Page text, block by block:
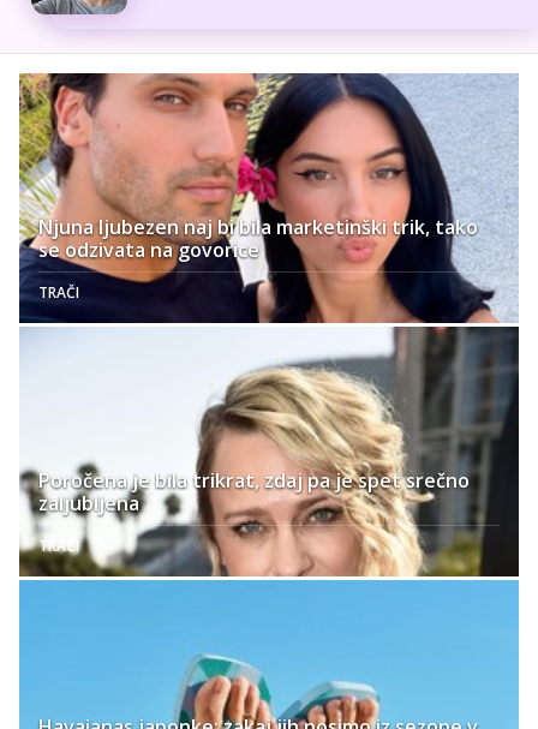
Njuna ljubezen naj bi bila marketinški trik, tako
se odzivata na govorice
TRAČI
Poročena je bila trikrat, zdaj pa je spet srečno
zaljubljena
TRAČI